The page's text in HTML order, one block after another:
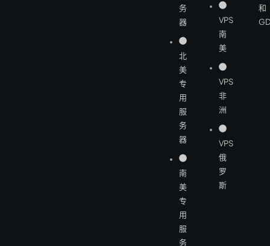
务
器
北
美
专
用
服
务
器
南
美
专
用
服
务
VPS
南
美
VPS
非
洲
VPS
俄
罗
斯
和